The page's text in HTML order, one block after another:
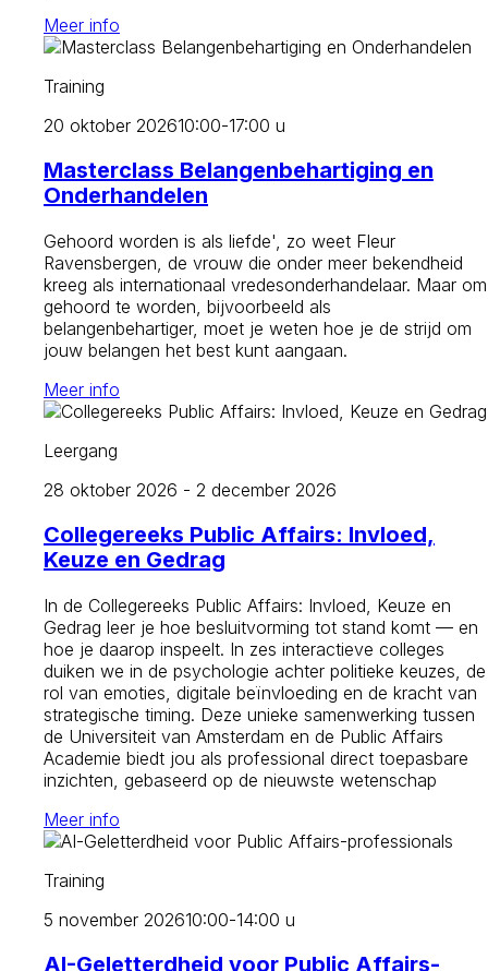
Meer info
Training
20 oktober 202610:00-17:00 u
Masterclass Belangenbehartiging en
Onderhandelen
Gehoord worden is als liefde', zo weet Fleur
Ravensbergen, de vrouw die onder meer bekendheid
kreeg als internationaal vredesonderhandelaar. Maar om
gehoord te worden, bijvoorbeeld als
belangenbehartiger, moet je weten hoe je de strijd om
jouw belangen het best kunt aangaan.
Meer info
Leergang
28 oktober 2026 - 2 december 2026
Collegereeks Public Affairs: Invloed,
Keuze en Gedrag
In de Collegereeks Public Affairs: Invloed, Keuze en
Gedrag leer je hoe besluitvorming tot stand komt — en
hoe je daarop inspeelt. In zes interactieve colleges
duiken we in de psychologie achter politieke keuzes, de
rol van emoties, digitale beïnvloeding en de kracht van
strategische timing. Deze unieke samenwerking tussen
de Universiteit van Amsterdam en de Public Affairs
Academie biedt jou als professional direct toepasbare
inzichten, gebaseerd op de nieuwste wetenschap
Meer info
Training
5 november 202610:00-14:00 u
AI-Geletterdheid voor Public Affairs-